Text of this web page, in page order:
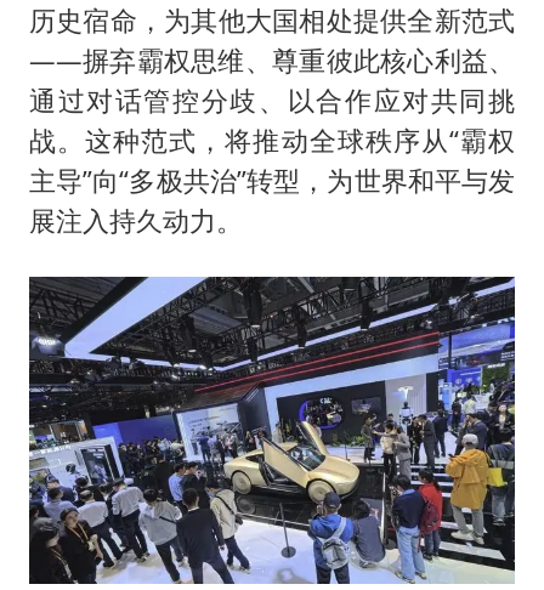
历史宿命，为其他大国相处提供全新范式
——摒弃霸权思维、尊重彼此核心利益、
通过对话管控分歧、以合作应对共同挑
战。这种范式，将推动全球秩序从“霸权
主导”向“多极共治”转型，为世界和平与发
展注入持久动力。